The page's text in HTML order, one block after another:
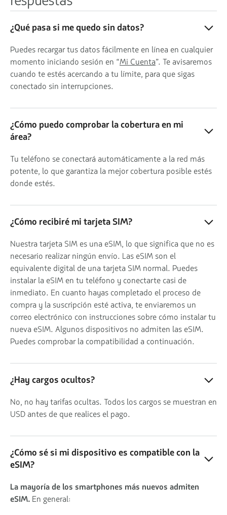
¿Qué pasa si me quedo sin datos?
Puedes recargar tus datos fácilmente en línea en cualquier
momento iniciando sesión en “Mi Cuenta”. Te avisaremos
cuando te estés acercando a tu límite, para que sigas
conectado sin interrupciones.
¿Cómo puedo comprobar la cobertura en mi
área?
Tu teléfono se conectará automáticamente a la red más
potente, lo que garantiza la mejor cobertura posible estés
donde estés.
¿Cómo recibiré mi tarjeta SIM?
Nuestra tarjeta SIM es una eSIM, lo que significa que no es
necesario realizar ningún envío. Las eSIM son el
equivalente digital de una tarjeta SIM normal. Puedes
instalar la eSIM en tu teléfono y conectarte casi de
inmediato. En cuanto hayas completado el proceso de
compra y la suscripción esté activa, te enviaremos un
correo electrónico con instrucciones sobre cómo instalar tu
nueva eSIM. Algunos dispositivos no admiten las eSIM.
Puedes comprobar la compatibilidad a continuación.
¿Hay cargos ocultos?
No, no hay tarifas ocultas. Todos los cargos se muestran en
USD antes de que realices el pago.
¿Cómo sé si mi dispositivo es compatible con la
eSIM?
La mayoría de los smartphones más nuevos admiten
eSIM. En general: